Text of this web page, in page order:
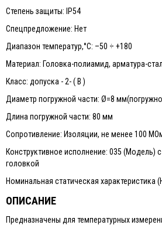
Степень защиты: IP54
Спецпредложение: Нет
Диапазон температур,°С: –50 ÷ +180
Материал: Головка-полиамид, арматура-
Класс: допуска - 2- ( В )
Диаметр погружной части: Ø=8
Длина погружной части: 80 мм
Сопротивление: Изоляции, не менее 100
Конструктивное исполнение: 035 (Модель)
головкой
Номинальная статическая характеристика
ОПИСАНИЕ
Предназначены для температурных